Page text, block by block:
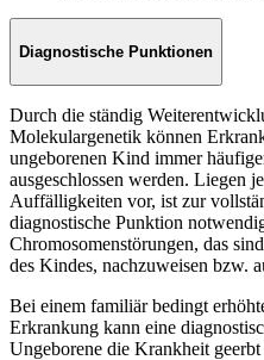
Diagnostische Punktionen
Durch die ständig
Molekulargenetik können
ungeborenen Kind immer
ausgeschlossen werden. Liegen
Auffälligkeiten vor, ist zur
diagnostische Punktion
Chromosomenstörungen, das
des Kindes, nachzuweisen bzw.
Bei einem familiär bedingt
Erkrankung kann eine
Ungeborene die Krankheit geerbt